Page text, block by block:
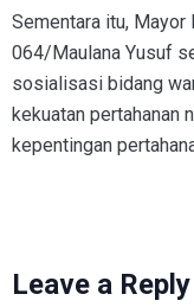
Sementara itu,
064/Maulana Yusuf
sosialisasi bidang
kekuatan pertahanan
kepentingan
Leave a Reply